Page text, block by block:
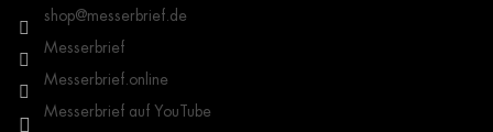
shop@messerbrief.de
Messerbrief
Messerbrief.online
Messerbrief auf YouTube